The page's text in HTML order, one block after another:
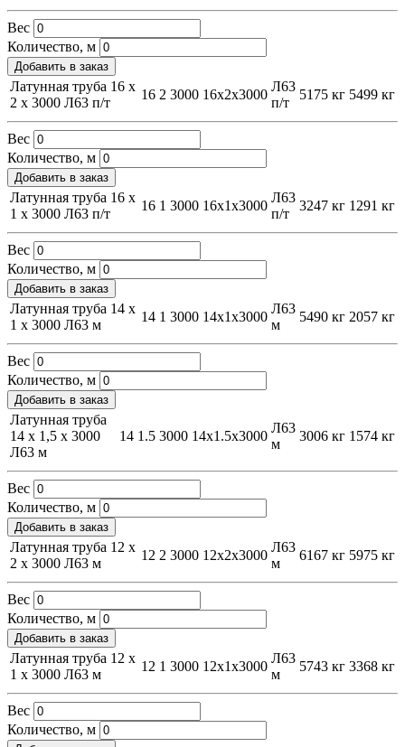
Вес
Количество, м
Добавить в заказ
Латунная труба 16 х
2 х 3000 Л63 п/т
16 2 3000 16х2х3000
Л63
п/т
5175 кг 5499 кг
Вес
Количество, м
Добавить в заказ
Латунная труба 16 х
1 х 3000 Л63 п/т
16 1 3000 16х1х3000
Л63
п/т
3247 кг 1291 кг
Вес
Количество, м
Добавить в заказ
Латунная труба 14 х
1 х 3000 Л63 м
14 1 3000 14х1х3000
Л63
м
5490 кг 2057 кг
Вес
Количество, м
Добавить в заказ
Латунная труба
14 х 1,5 х 3000
Л63 м
14 1.5 3000 14х1.5х3000
Л63
м
3006 кг 1574 кг
Вес
Количество, м
Добавить в заказ
Латунная труба 12 х
2 х 3000 Л63 м
12 2 3000 12х2х3000
Л63
м
6167 кг 5975 кг
Вес
Количество, м
Добавить в заказ
Латунная труба 12 х
1 х 3000 Л63 м
12 1 3000 12х1х3000
Л63
м
5743 кг 3368 кг
Вес
Количество, м